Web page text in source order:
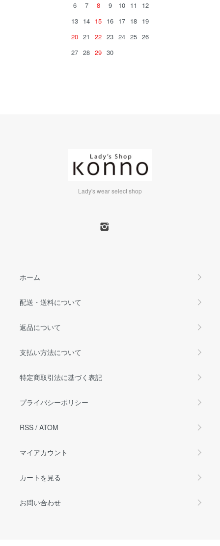
6
7 8 9 10 11
12
13 14 15 16 17 18 19
20 21 22 23 24 25 26
27 28 29 30
Lady's wear select shop
ホーム
配送・送料について
返品について
支払い方法について
特定商取引法に基づく表記
プライバシーポリシー
RSS / ATOM
マイアカウント
カートを見る
お問い合わせ